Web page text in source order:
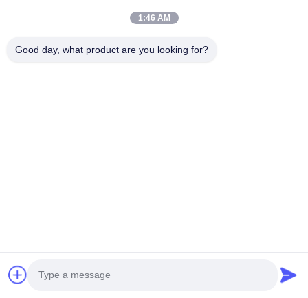
1:46 AM
Good day, what product are you looking for?